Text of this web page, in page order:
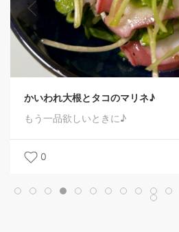
かいわれ大根とタコのマリネ♪
もう一品欲しいときに♪
0